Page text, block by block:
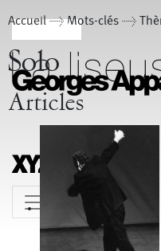
MENU
Accueil> Mots-clés >
Solo
Articles